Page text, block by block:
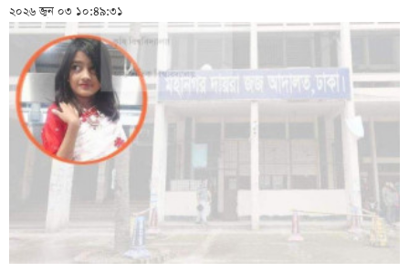
২০২৬ জুন ০৩ ১০:৪৯:৩১